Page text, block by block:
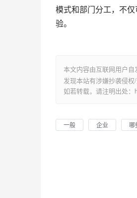
模式和部门分工，不
验。
本文内容由互联网用户
发现本站有涉嫌抄袭侵
如若转载，请注明出处
一般 企业 哪